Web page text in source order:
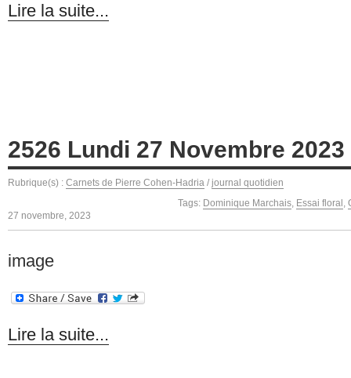
Lire la suite...
2526 Lundi 27 Novembre 2023
Rubrique(s) : Carnets de Pierre Cohen-Hadria / journal quotidien
Tags: Dominique Marchais Essai floral
27 novembre, 2023
image
Lire la suite...